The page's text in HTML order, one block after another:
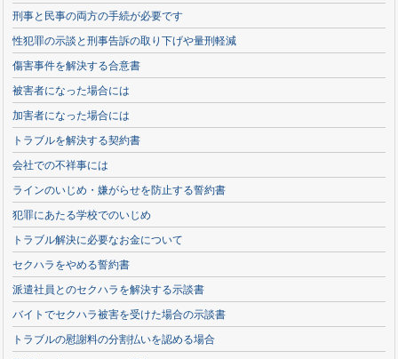
刑事と民事の両方の手続が必要です
性犯罪の示談と刑事告訴の取り下げや量刑軽減
傷害事件を解決する合意書
被害者になった場合には
加害者になった場合には
トラブルを解決する契約書
会社での不祥事には
ラインのいじめ・嫌がらせを防止する誓約書
犯罪にあたる学校でのいじめ
トラブル解決に必要なお金について
セクハラをやめる誓約書
派遣社員とのセクハラを解決する示談書
バイトでセクハラ被害を受けた場合の示談書
トラブルの慰謝料の分割払いを認める場合